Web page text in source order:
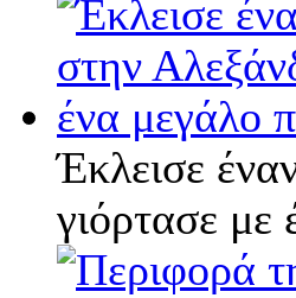
Έκλεισε
γιόρτασε